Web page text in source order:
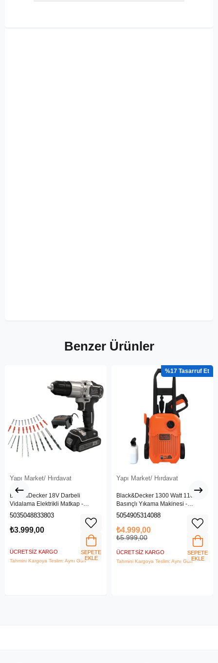
Benzer Ürünler
Yapı Market/ Hırdavat
Black&Decker 18V Darbeli
Vidalama Elektrikli Matkap -
BDCHD18SC1K-QW
5035048833803
₺3.999,00
ÜCRETSIZ KARGO
Tahmini Kargoya Teslim: Aynı Gün
SEPETE
EKLE
Yapı Market/ Hırdavat
Black&Decker 1300 Watt 110 Bar
Basınçlı Yıkama Makinesi -
(BEPW1300L-QS)
5054905314088
₺4.999,00
₺5.999,00
ÜCRETSIZ KARGO
Tahmini Kargoya Teslim: Aynı Gün
%17
SEPETE
EKLE